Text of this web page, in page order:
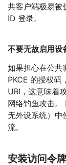
共客户端极易被
ID 登录。
不要无故启用设
如果担心在公共
PKCE 的授权码
URI，这意味着
网络钓鱼攻击。
无外设系统）中
流。
安装访问令